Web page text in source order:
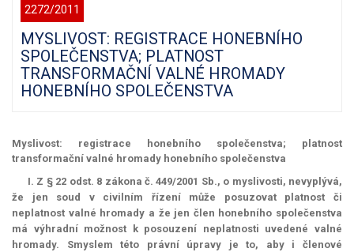
2272/2011
MYSLIVOST: REGISTRACE HONEBNÍHO
SPOLEČENSTVA; PLATNOST
TRANSFORMAČNÍ VALNÉ HROMADY
HONEBNÍHO SPOLEČENSTVA
Myslivost: registrace honebního společenstva; platnost
transformační valné hromady honebního společenstva
I. Z § 22 odst. 8 zákona č. 449/2001 Sb., o myslivosti, nevyplývá,
že jen soud v civilním řízení může posuzovat platnost či
neplatnost valné hromady a že jen člen honebního společenstva
má výhradní možnost k posouzení neplatnosti uvedené valné
hromady. Smyslem této právní úpravy je to, aby i členové